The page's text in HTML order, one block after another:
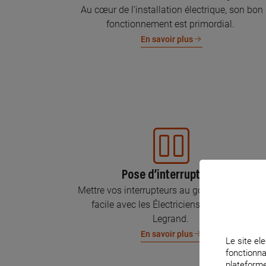
Au cœur de l’installation électrique, son bon
fonctionnement est primordial.
En savoir plus
Pose d’interrupteurs
Mettre vos interrupteurs au goût du jour, c’est
facile avec les Électriciens Certifiés par
Legrand.
En savoir plus
Le site